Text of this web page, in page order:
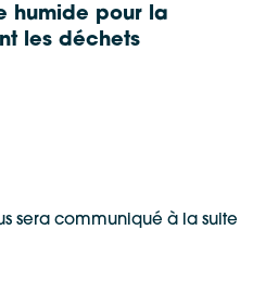
humide pour la
les déchets
sera communiqué à la suite